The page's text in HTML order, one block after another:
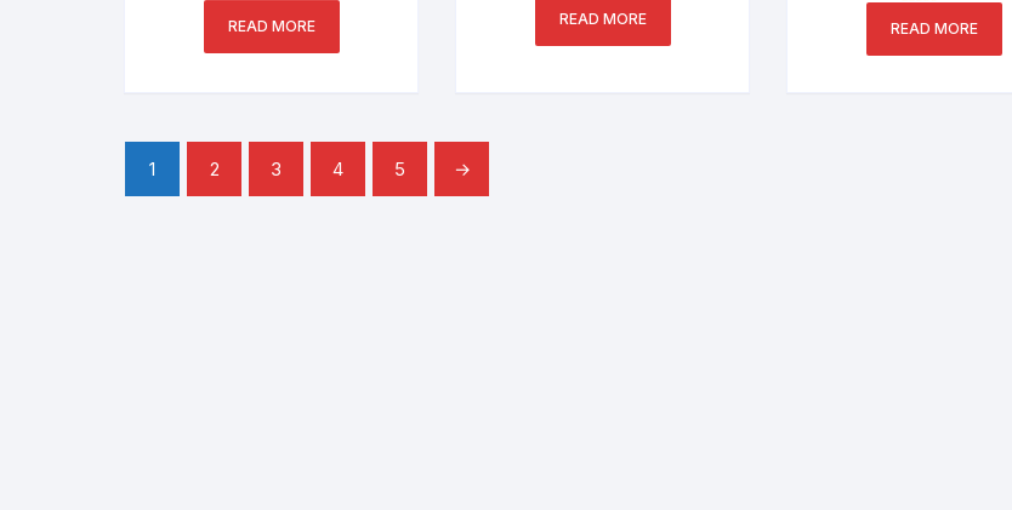
READ MORE READ MORE
5.00
out of 5
READ MORE
1 2 3 4 5 →